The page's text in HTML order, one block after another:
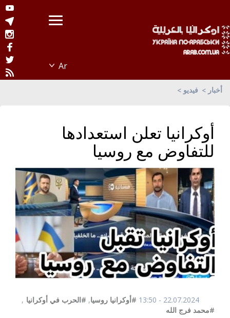
أخبار فيديو
أوكرانيا تعلن استعدادها
للتفاوض مع روسيا
22.07.2024 - 13:50 #أوكرانيا روسيا, #الحرب في أوكرانيا ,
#محمد فرج الله